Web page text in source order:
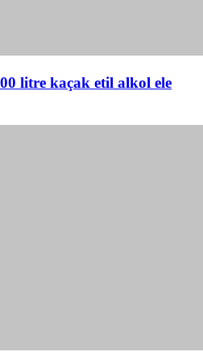
litre kaçak etil alkol ele